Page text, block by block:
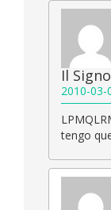
Il
2010-03-
tengo